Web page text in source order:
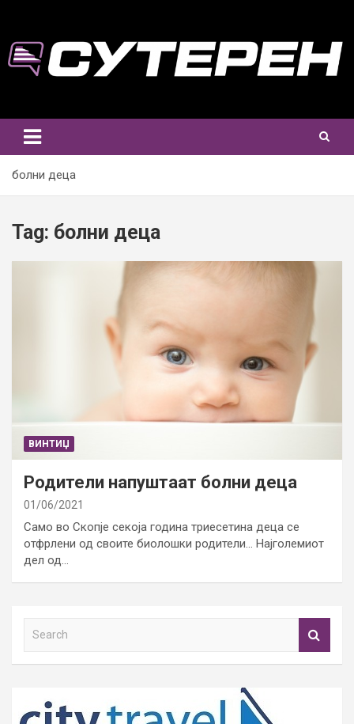
content
болни деца
Tag: болни деца
ВИНТИЏ
Родители напуштаат болни деца
01/06/2021
Само во Скопје секоја година триесетина деца се
отфрлени од своите биолошки родители… Најголемиот
дел од…
h